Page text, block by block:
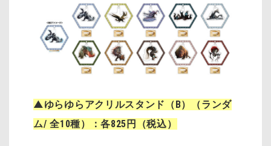
▲ゆらゆらアクリルスタンド（B）（ランダ
ム/ 全10種）：各825円（税込）